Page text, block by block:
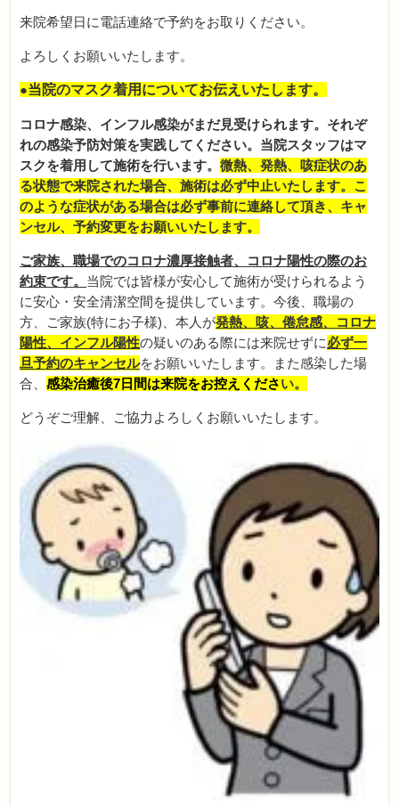
来院希望日に電話連絡で予約をお取りください。
よろしくお願いいたします。
●当院のマスク着用についてお伝えいたします。
コロナ感染、インフル感染がまだ見受けられます。それぞ
れの感染予防対策を実践してください。当院スタッフはマ
スクを着用して施術を行います。微熱、発熱、咳症状のあ
る状態で来院された場合、施術は必ず中止いたします。こ
のような症状がある場合は必ず事前に連絡して頂き、キャ
ンセル、予約変更をお願いいたします。
ご家族、職場でのコロナ濃厚接触者、
コロナ陽性の際のお
約束です。 当院では皆様が安心して施術が受けられるよう
に安心・安全清潔空間を提供しています。今後、職場の
方、ご家族(特にお子様)、本人が発熱、咳、倦怠感、コロナ
陽性、インフル陽性の疑いのある際には来院せずに必ず一
旦予約のキャンセルをお願いいたします。また感染した場
合、感染治癒後7 日間は来院をお控えください。
どうぞご理解、ご協力よろしくお願いいたします。